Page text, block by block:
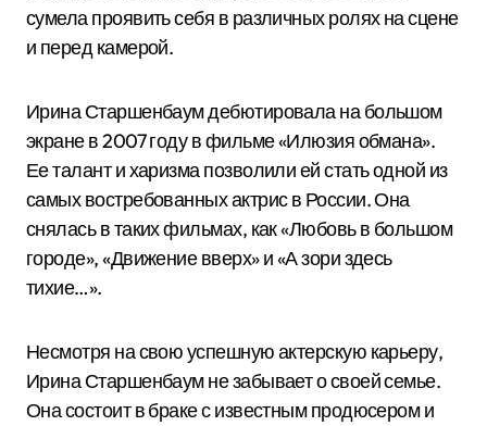
сумела проявить себя в различных ролях на сцене
и перед камерой.
Ирина Старшенбаум дебютировала на большом
экране в 2007 году в фильме «Илюзия обмана».
Ее талант и харизма позволили ей стать одной из
самых востребованных актрис в России. Она
снялась в таких фильмах, как «Любовь в большом
городе», «Движение вверх» и «А зори здесь
тихие…».
Несмотря на свою успешную актерскую карьеру,
Ирина Старшенбаум не забывает о своей семье.
Она состоит в браке с известным продюсером и